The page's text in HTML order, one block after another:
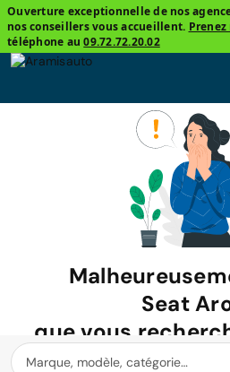
Ouverture exceptionnelle de nos
nos conseillers vous accueillent.
téléphone au09.72.72.20.02
Seat
que vous